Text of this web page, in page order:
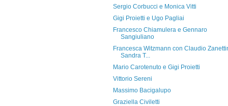
Sergio Corbucci e Monica Vitti
Gigi Proietti e Ugo Pagliai
Francesco Chiamulera e Gennaro
Sangiuliano
Francesca Witzmann con Claudio
Sandra T...
Mario Carotenuto e Gigi Proietti
Vittorio Sereni
Massimo Bacigalupo
Graziella Civiletti